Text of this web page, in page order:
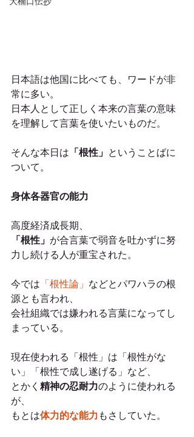
日本語は他国に比べても、ワードが非
常に多い。
日本人として正しく本来の言葉の意味
を理解して言葉を使いたいものだ。
そんな本日は 「根性」 ということばに
ついて。
身体各器官の能力
高度経済成長期、
「根性」 が合言葉で弱音を吐かずに努
力し続ける人が重宝された。
今では 「根性論」 などとパワハラの根
源とも言われ、
会社組織では嫌われる言葉になってし
まっている。
現在使われる「根性」は「根性がな
い」「根性で成し遂げる」など、
とかく 精神の忍耐力のように使われる
が、
もとは体力的な能力もさしていた。